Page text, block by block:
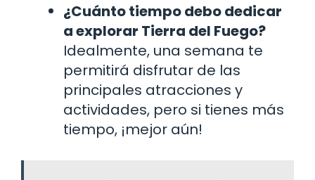
¿Cuánto tiempo debo dedicar
a explorar Tierra del Fuego?
Idealmente, una semana te
permitirá disfrutar de las
principales atracciones y
actividades, pero si tienes más
tiempo, ¡mejor aún!